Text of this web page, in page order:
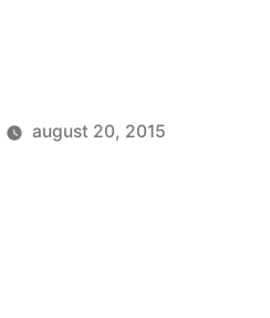
august 20, 2015